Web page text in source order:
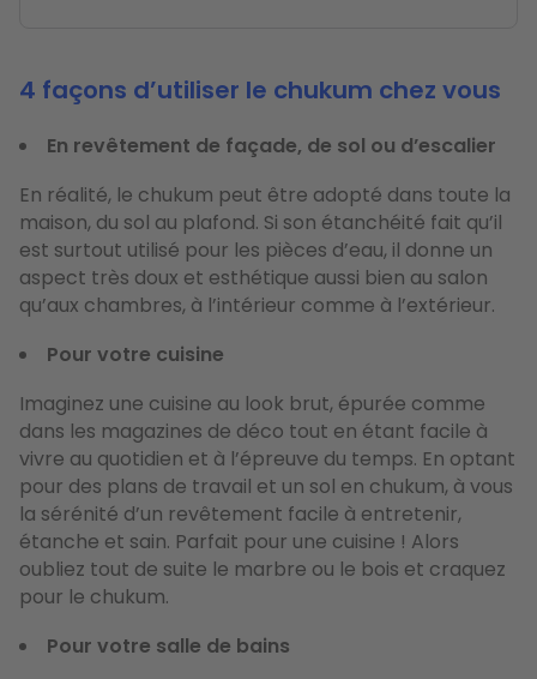
4 façons d’utiliser le chukum chez vous
En revêtement de façade, de sol ou d’escalier
En réalité, le chukum peut être adopté dans toute la
maison, du sol au plafond. Si son étanchéité fait qu’il
est surtout utilisé pour les pièces d’eau, il donne un
aspect très doux et esthétique aussi bien au salon
qu’aux chambres, à l’intérieur comme à l’extérieur.
Pour votre cuisine
Imaginez une cuisine au look brut, épurée comme
dans les magazines de déco tout en étant facile à
vivre au quotidien et à l’épreuve du temps. En optant
pour des plans de travail et un sol en chukum, à vous
la sérénité d’un revêtement facile à entretenir,
étanche et sain. Parfait pour une cuisine ! Alors
oubliez tout de suite le marbre ou le bois et craquez
pour le chukum.
Pour votre salle de bains